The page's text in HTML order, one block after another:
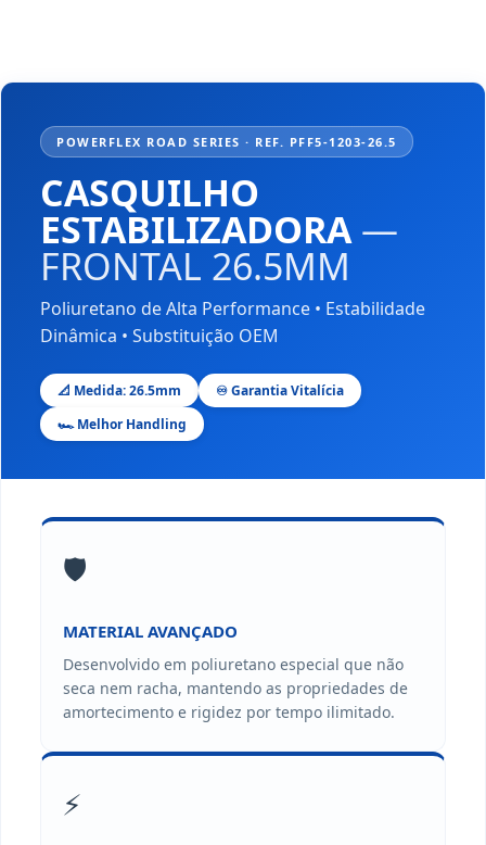
POWERFLEX ROAD SERIES · REF. PFF5-1203-26.5
CASQUILHO
ESTABILIZADORA—
FRONTAL 26.5MM
Poliuretano de Alta Performance • Estabilidade
Dinâmica • Substituição OEM
📐 Medida: 26.5mm
♾️ Garantia Vitalícia
🏎️ Melhor Handling
🛡️
MATERIAL AVANÇADO
Desenvolvido em poliuretano especial que não
seca nem racha, mantendo as propriedades de
amortecimento e rigidez por tempo ilimitado.
⚡